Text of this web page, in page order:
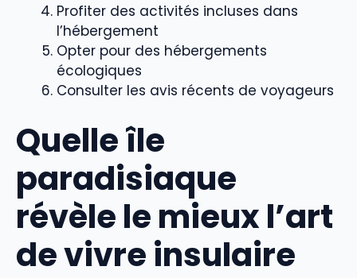
Profiter des activités incluses dans
l’hébergement
Opter pour des hébergements
écologiques
Consulter les avis récents de voyageurs
Quelle île
paradisiaque
révèle le mieux l’art
de vivre insulaire